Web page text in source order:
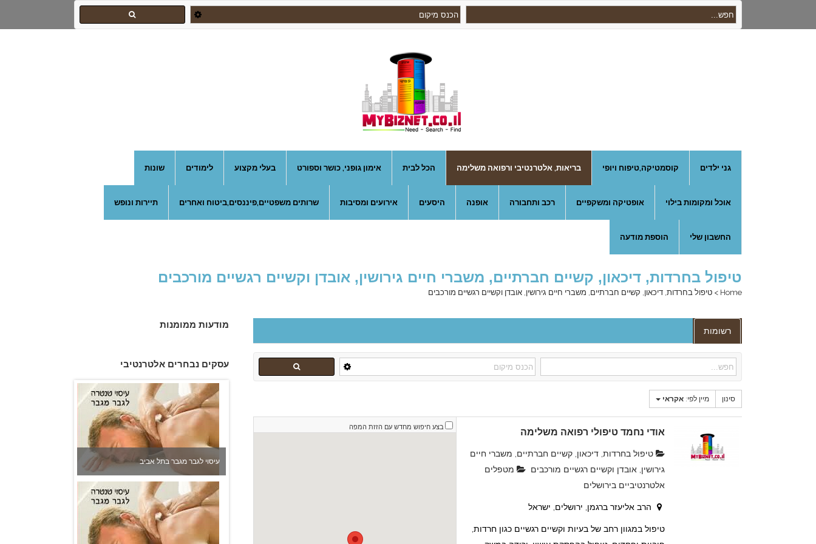
גני ילדים קוסמטיקה,טיפוח ויופי בריאות, אלטרנטיבי ורפואה משלימה הכל לבית אימון גופני, כושר וספורט בעלי מקצוע לימודים שונות
אוכל ומקומות בילוי אופטיקה ומשקפיים רכב ותחבורה אופנה היסעים אירועים ומסיבות שרותים משפטיים,פיננסים,ביטוח ואחרים תיירות ונופש
החשבון שלי הוספת מודעה
טיפול בחרדות, דיכאון, קשיים חברתיים, משברי חיים גירושין, אובדן וקשיים רגשיים מורכבים
Home
> טיפול בחרדות, דיכאון, קשיים חברתיים, משברי חיים גירושין, אובדן וקשיים רגשיים מורכבים
רשומות
סינון מיין לפי: אקראי
אודי נחמד טיפולי רפואה משלימה
טיפול בחרדות, דיכאון, קשיים חברתיים, משברי חיים
גירושין, אובדן וקשיים רגשיים מורכבים
מטפלים
אלטרנטיביים בירושלים
הרב אליעזר ברגמן, ירושלים, ישראל
טיפול במגוון רחב של בעיות וקשיים רגשיים כגון חרדות,
בצע חיפוש מחדש עם הזזת המפה
מודעות ממומנות
עסקים נבחרים אלטרנטיבי
עיסוי לגבר מגבר בתל אביב
עיסוי לגבר מגבר בתל אביב